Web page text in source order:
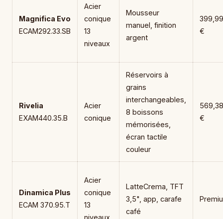
Magnifica Evo
ECAM292.33.SB
Acier
conique
13
niveaux
Mousseur
manuel, finition
argent
399,99
€
Rivelia
EXAM440.35.B
Acier
conique
Réservoirs à
grains
interchangeables,
8 boissons
mémorisées,
écran tactile
couleur
569,38
€
Dinamica Plus
ECAM 370.95.T
Acier
conique
13
niveaux
LatteCrema, TFT
3,5", app, carafe
café